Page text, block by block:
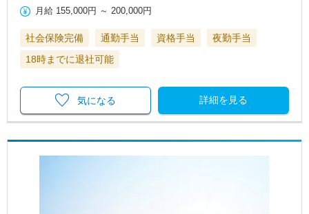
月給 155,000円 ～200,000円
社会保険完備 通勤手当 資格手当
夜勤手当
18時までに退社可能
詳細を見る
気になる